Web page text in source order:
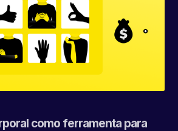
como ferramenta para